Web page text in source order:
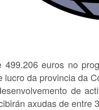
499.206 euros no
lucro da provincia da
de
axudas de entre